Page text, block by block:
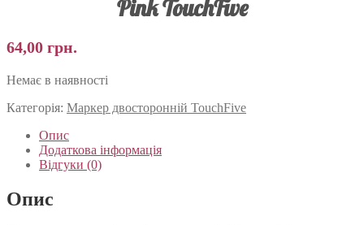
Pink TouchFive
64,00 грн.
Немає в наявності
Категорія: Маркер двосторонній TouchFive
Опис
Додаткова інформація
Відгуки (0)
Опис